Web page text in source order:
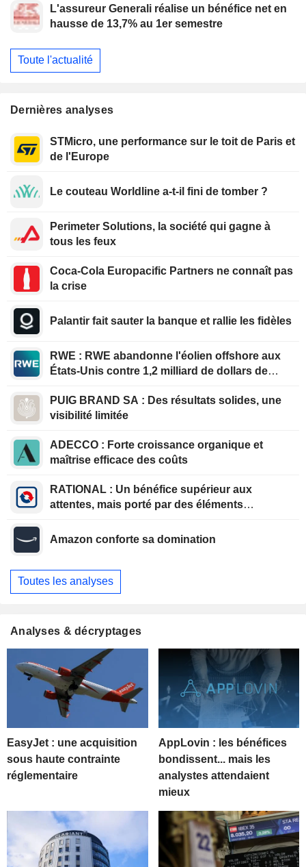
L'assureur Generali réalise un bénéfice net en
hausse de 13,7% au 1er semestre
Toute l'actualité
Dernières analyses
STMicro, une performance sur le toit de Paris et
de l'Europe
Le couteau Worldline a-t-il fini de tomber ?
Perimeter Solutions, la société qui gagne à
tous les feux
Coca-Cola Europacific Partners ne connaît pas
la crise
Palantir fait sauter la banque et rallie les fidèles
RWE : RWE abandonne l'éolien offshore aux
États-Unis contre 1,2 milliard de dollars de
PUIG BRAND SA : Des résultats solides, une
visibilité limitée
ADECCO : Forte croissance organique et
maîtrise efficace des coûts
RATIONAL : Un bénéfice supérieur aux
attentes, mais porté par des éléments
Amazon conforte sa domination
Toutes les analyses
Analyses & décryptages
EasyJet : une acquisition
sous haute contrainte
réglementaire
AppLovin : les bénéfices
bondissent... mais les
analystes attendaient
mieux